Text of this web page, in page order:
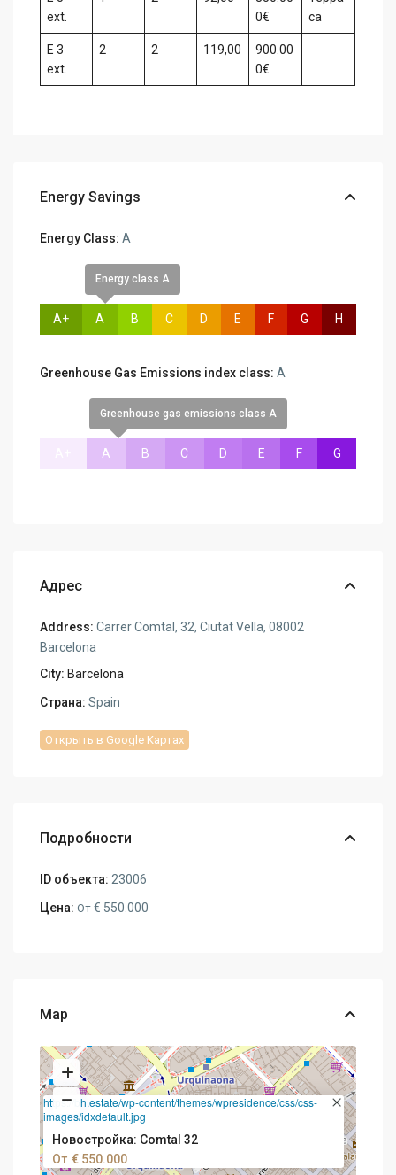
ext.
0€
са
E 3
ext.
2 2 119,00
900.00
0€
Energy Savings
Energy Class: A
A+
Energy class A
A B C D E F G H
Greenhouse Gas Emissions index class: A
Greenhouse gas emissions class A
A B C D E F G
Адрес
Address: Carrer Comtal, 32, Ciutat Vella, 08002
Barcelona
City: Barcelona
Страна: Spain
Открыть в Google Картах
Подробности
ID объекта: 23006
Цена: От € 550.000
Map
https://bh.estate/wp-content/themes/wpresidence/css/css-
images/idxdefault.jpg
Новостройка: Comtal 32
От € 550.000